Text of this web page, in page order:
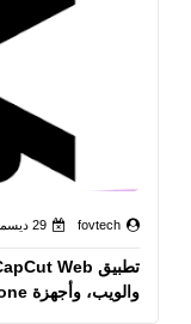
fovtech 29 ديسمبر 2025
والويب، وأجهزة iPhone، وأجهزة Android